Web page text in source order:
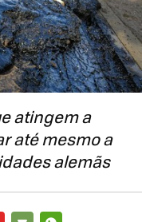
atingem a
até mesmo a
alemãs